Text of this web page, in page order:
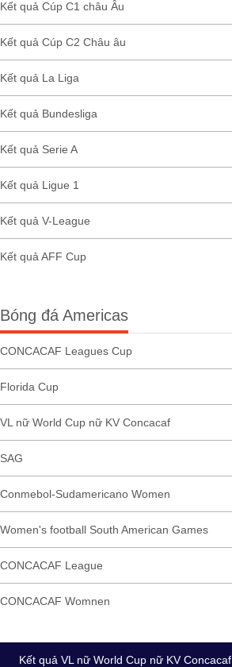
Kết quả Cúp C1 châu Âu
Kết quả Cúp C2 Châu âu
Kết quả La Liga
Kết quả Bundesliga
Kết quả Serie A
Kết quả Ligue 1
Kết quả V-League
Kết quả AFF Cup
Bóng đá Americas
CONCACAF Leagues Cup
Florida Cup
VL nữ World Cup nữ KV Concacaf
SAG
Conmebol-Sudamericano Women
Women's football South American Games
CONCACAF League
CONCACAF Womnen
Kết quả VL nữ World Cup nữ KV Concacaf